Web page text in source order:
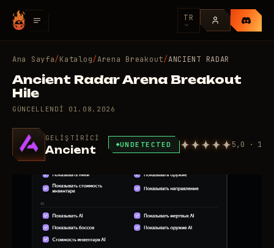
TR
Ana Sayfa/Katalog/Arena Breakout/ANCIENT RADAR
Ancient Radar Arena Breakout
Hile
GÜNCELLENDI 01.08.2026
GELIŞTIRICI
Ancient UNDETECTED 5,0 · 1